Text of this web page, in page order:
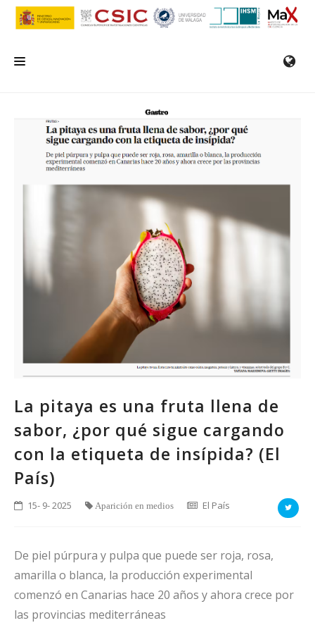
EL IHSM
INVESTIGACIÓN
SERVICIOS
COMUNICACIÓN
La pitaya es una fruta llena de
sabor, ¿por qué sigue cargando
con la etiqueta de insípida? (El
País)
15- 9- 2025 Aparición en medios El País
De piel púrpura y pulpa que puede ser roja, rosa,
amarilla o blanca, la producción experimental
comenzó en Canarias hace 20 años y ahora crece por
las provincias mediterráneas